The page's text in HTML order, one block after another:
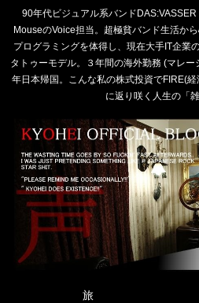
90年代ビジュアル系バンド
MouseのVoice担当。超極貧バンド生活か
プログラミングを体得し、現在大手IT企業
タトゥーモデル。３年間の海外勤務 (マレ
年日本帰国。こんな私の株式投資でFIRE(
に返り咲く人生の「雑
旅